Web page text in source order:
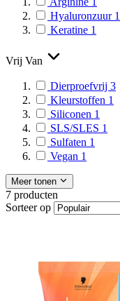
Hyaluronzuur 1
Keratine 1
Vrij Van
Dierproefvrij 3
Kleurstoffen 1
Siliconen 1
SLS/SLES 1
Sulfaten 1
Vegan 1
Meer tonen
7 producten
Sorteer op